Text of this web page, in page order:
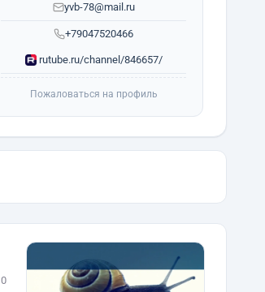
+79047520466
yvb-78@mail.ru
rutube.ru/channel/846657/
Пожаловаться на профиль
0